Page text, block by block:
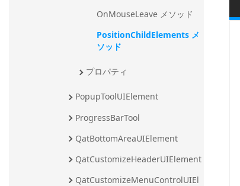
OnMouseLeave メソッド
PositionChildElements メ
ソッド
プロパティ
PopupToolUIElement
ProgressBarTool
QatBottomAreaUIElement
QatCustomizeHeaderUIElement
QatCustomizeMenuControlUIEl